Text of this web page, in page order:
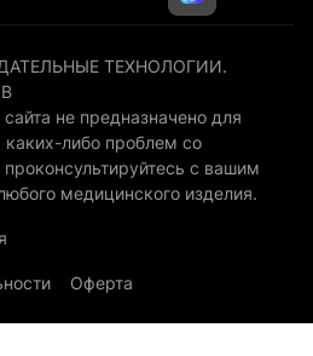
ТЕХНОЛОГИИ.
не предназначено для
каких-либо проблем со
с вашим
медицинского изделия.
Оферта